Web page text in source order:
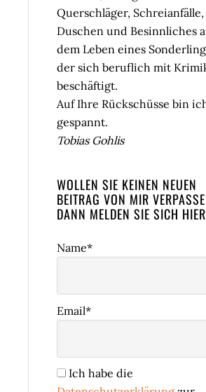
Querschläger, Schreianfälle,
Duschen und Besinnliches
dem Leben eines
der sich beruflich mit
beschäftigt.
Auf Ihre Rückschüsse bin
gespannt.
Tobias Gohlis
WOLLEN SIE KEINEN NEUEN
BEITRAG VON MIR
DANN MELDEN SIE SICH
Name*
Email*
Ich habe die